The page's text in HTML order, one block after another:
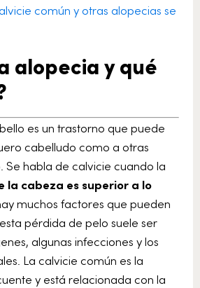
común y otras alopecias se
alopecia y qué
es un trastorno que puede
cabelludo como a otras
Se habla de calvicie cuando la
la cabeza es superior a lo
muchos factores que pueden
pérdida de pelo suele ser
algunas infecciones y los
La calvicie común es la
y está relacionada con la